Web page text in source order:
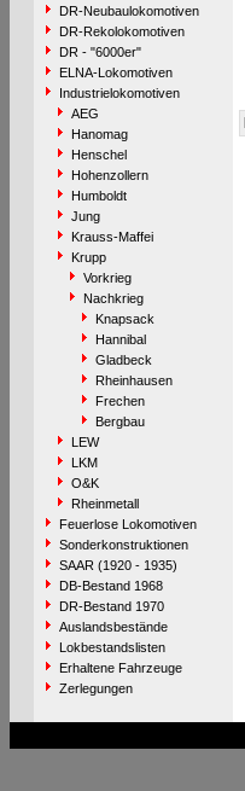
DR-Neubaulokomotiven
DR-Rekolokomotiven
DR - "6000er"
ELNA-Lokomotiven
Industrielokomotiven
AEG
Hanomag
Henschel
Hohenzollern
Humboldt
Jung
Krauss-Maffei
Krupp
Vorkrieg
Nachkrieg
Knapsack
Hannibal
Gladbeck
Rheinhausen
Frechen
Bergbau
LEW
LKM
O&K
Rheinmetall
Feuerlose Lokomotiven
Sonderkonstruktionen
SAAR (1920 - 1935)
DB-Bestand 1968
DR-Bestand 1970
Auslandsbestände
Lokbestandslisten
Erhaltene Fahrzeuge
Zerlegungen